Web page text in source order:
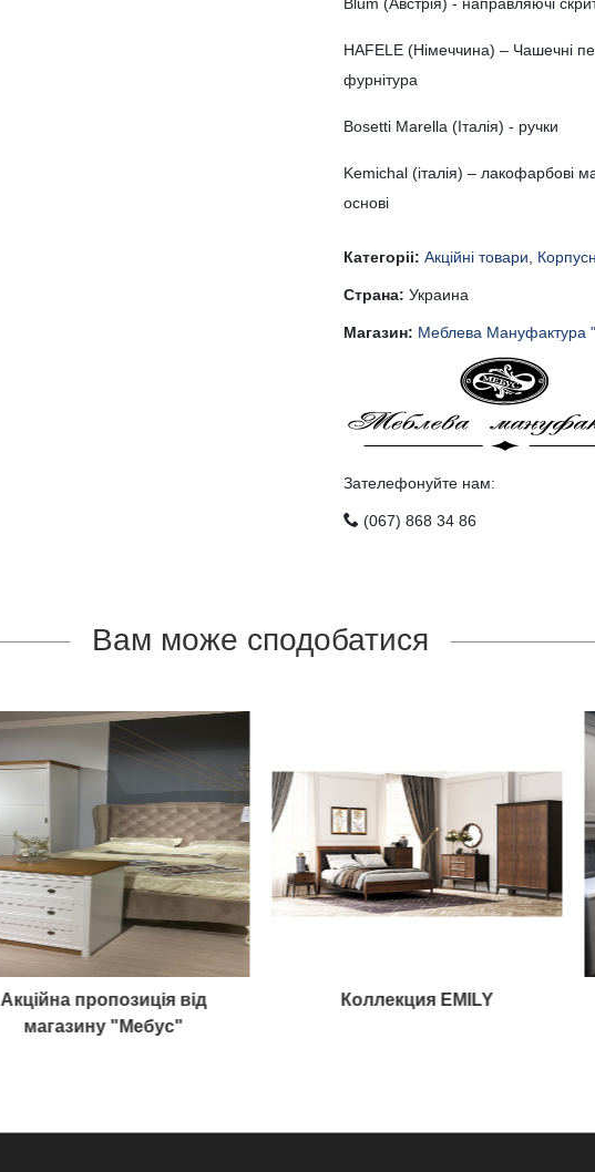
HAFELE (Німеччина) – Чашечні
фурнітура
Bosetti Marella (Італія) - ручки
Kemichal (італія) – лакофарбові
основі
Категоріі: Акційні товари
Страна: Украина
Магазин: Меблева Мануфактура
Зателефонуйте нам:
(067) 868 34 86
Вам може сподобатися
Акційна пропозиція від
магазину "Мебус"
Коллекция EMILY